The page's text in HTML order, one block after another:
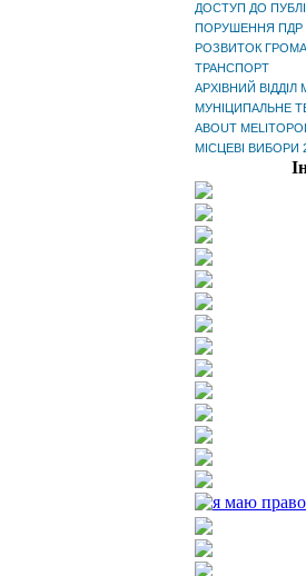
ДОСТУП ДО
ПОРУШЕННЯ ПДР
РОЗВИТОК
ТРАНСПОРТ
АРХІВНИЙ ВІДДІЛ
МУНІЦИПАЛЬНЕ
ABOUT MELITOPOL
МІСЦЕВІ ВИБОРИ